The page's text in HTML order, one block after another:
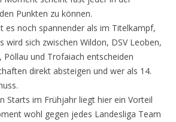
Punkten zu können.
es noch spannender als im Titelkampf,
wird sich zwischen Wildon, DSV Leoben,
Pöllau und Trofaiach entscheiden
direkt absteigen und wer als 14.
Starts im Frühjahr liegt hier ein Vorteil
wohl gegen jedes Landesliga Team